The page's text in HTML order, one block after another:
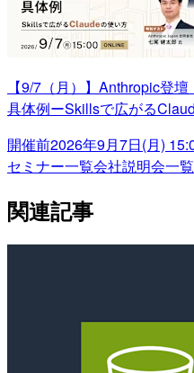
【9/7（月）】Anthropic登
具体例ーSkillsで広がる
開催前2026年9月7日(月)
セミナー一覧会社説明会一覧
関連記事